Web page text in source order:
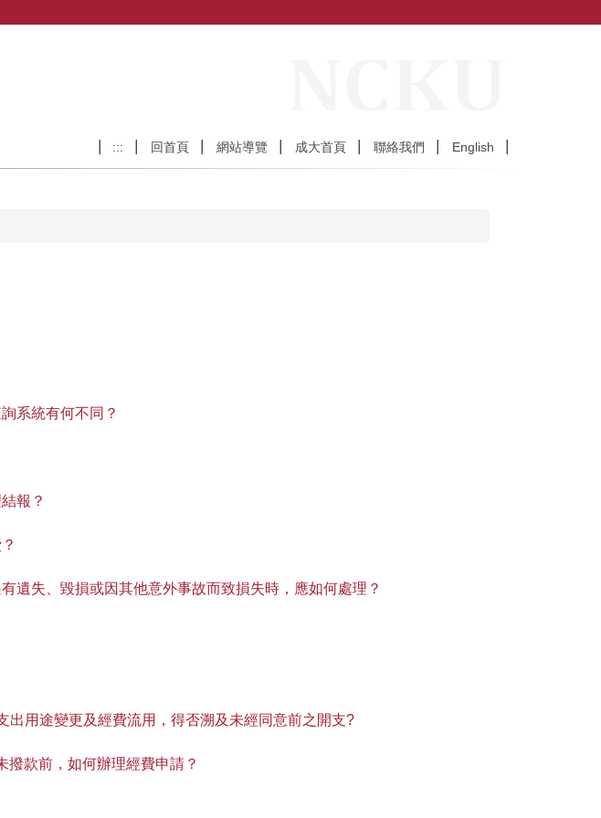
:::
回首頁 網站導覽 成大首頁 聯絡我們 English
系統有何不同？
報？
遺失、毀損或因其他意外事故而致損失時，應如何處理？
出用途變更及經費流用，得否溯及未經同意前之開支?
撥款前，如何辦理經費申請？